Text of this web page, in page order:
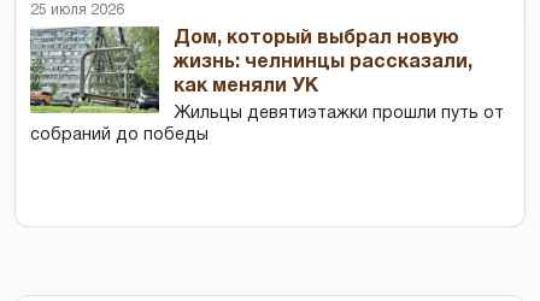
25 июля 2026
Дом, который выбрал новую
жизнь: челнинцы рассказали,
как меняли УК
Жильцы девятиэтажки прошли путь от
собраний до победы